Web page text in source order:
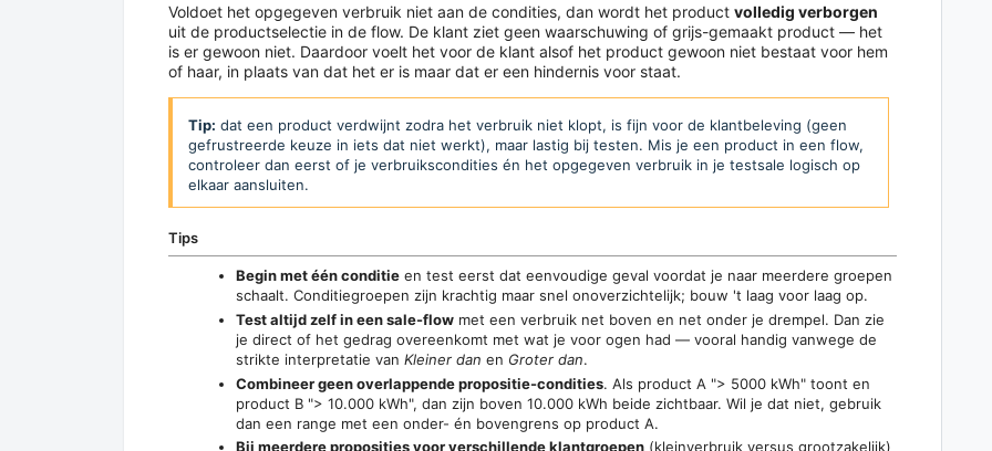
Voldoet het opgegeven verbruik niet aan de condities, dan wordt het product volledig verborgen
uit de productselectie in de flow. De klant ziet geen waarschuwing of grijs-gemaakt product — het
is er gewoon niet. Daardoor voelt het voor de klant alsof het product gewoon niet bestaat voor hem
of haar, in plaats van dat het er is maar dat er een hindernis voor staat.
Tip: dat een product verdwijnt zodra het verbruik niet klopt, is fijn voor de klantbeleving (geen
gefrustreerde keuze in iets dat niet werkt), maar lastig bij testen. Mis je een product in een flow,
controleer dan eerst of je verbruikscondities én het opgegeven verbruik in je testsale logisch op
elkaar aansluiten.
Tips
Begin met één conditie en test eerst dat eenvoudige geval voordat je naar meerdere groepen
schaalt. Conditiegroepen zijn krachtig maar snel onoverzichtelijk; bouw 't laag voor laag op.
Test altijd zelf in een sale-flow met een verbruik net boven en net onder je drempel. Dan zie
je direct of het gedrag overeenkomt met wat je voor ogen had — vooral handig vanwege de
strikte interpretatie van Kleiner dan en Groter dan.
Combineer geen overlappende propositie-condities. Als product A "> 5000 kWh" toont en
product B "> 10.000 kWh", dan zijn boven 10.000 kWh beide zichtbaar. Wil je dat niet, gebruik
dan een range met een onder- én bovengrens op product A.
Bij meerdere proposities voor verschillende klantgroepen (kleinverbruik versus grootzakelijk)